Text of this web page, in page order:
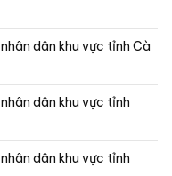
dân khu vực tỉnh Cà
dân khu vực tỉnh
dân khu vực tỉnh